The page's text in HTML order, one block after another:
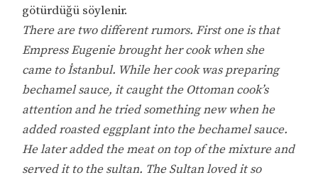
götürdüğü söylenir.
There are two different rumors. First one is that
Empress Eugenie brought her cook when she
came to İstanbul. While her cook was preparing
bechamel sauce, it caught the Ottoman cook’s
attention and he tried something new when he
added roasted eggplant into the bechamel sauce.
He later added the meat on top of the mixture and
served it to the sultan. The Sultan loved it so